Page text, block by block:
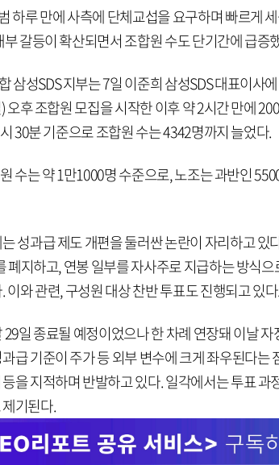
하루 만에 사측에 단체교섭을 요구하며 빠르게
갈등이 확산되면서 조합원 수도 단기간에 급증
삼성SDS 지부는 7일 이준희 삼성SDS 대표이사
오후 조합원 모집을 시작한 이후 약 2시간 만에
30분 기준으로 조합원 수는 4342명까지 늘었다.
수는 약 1만1000명 수준으로, 노조는 과반인
성과급 제도 개편을 둘러싼 논란이 자리하고 있
폐지하고, 연봉 일부를 자사주로 지급하는 방식
이와 관련, 구성원 대상 찬반 투표도 진행되고 있다.
일 종료될 예정이었으나 한 차례 연장돼 이날
급 기준이 주가 등 외부 변수에 크게 좌우된다는
을 지적하며 반발하고 있다. 일각에서는 투표 과
기된다.